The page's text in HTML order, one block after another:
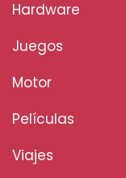
Hardware
Juegos
Motor
Películas
Viajes